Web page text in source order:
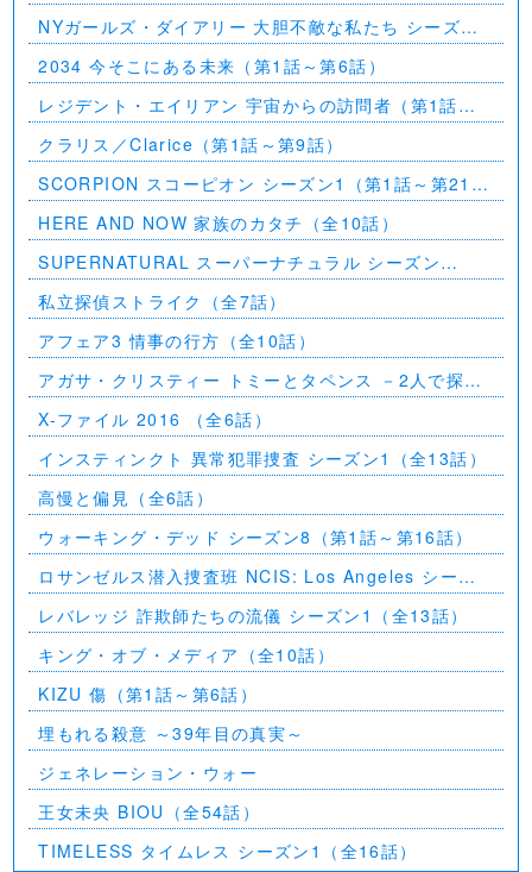
NYガールズ・ダイアリー 大胆不敵な私たち シーズン
5（第1話～第2話）
2034 今そこにある未来（第1話～第6話）
レジデント・エイリアン 宇宙からの訪問者（第1話～
第7話）
クラリス／Clarice（第1話～第9話）
SCORPION スコーピオン シーズン1（第1話～第21
話）
HERE AND NOW 家族のカタチ（全10話）
SUPERNATURAL スーパーナチュラル シーズン
11（全23話）
私立探偵ストライク（全7話）
アフェア3 情事の行方（全10話）
アガサ・クリスティー トミーとタペンス －2人で探偵
を－
X-ファイル 2016 （全6話）
インスティンクト 異常犯罪捜査 シーズン1（全13話）
高慢と偏見（全6話）
ウォーキング・デッド シーズン8（第1話～第16話）
ロサンゼルス潜入捜査班 NCIS: Los Angeles シーズ
ン5（第2話～第24話）
レバレッジ 詐欺師たちの流儀 シーズン1（全13話）
キング・オブ・メディア（全10話）
KIZU 傷（第1話～第6話）
埋もれる殺意 ～39年目の真実～
ジェネレーション・ウォー
王女未央 BIOU（全54話）
TIMELESS タイムレス シーズン1（全16話）